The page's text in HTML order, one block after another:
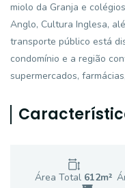
miolo da Granja e
Anglo, Cultura Inglesa,
transporte público está
condomínio e a região
supermercados,
Área Total 612m²